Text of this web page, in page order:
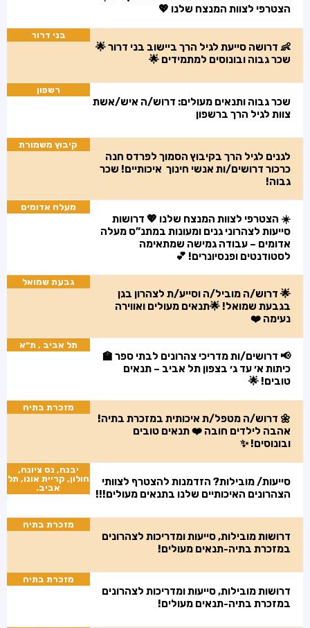
הצטרפי לצוות המנצח שלנו 💖
👶 דרושה סייעת לגיל הרך ביישוב בני דרור 🌟
שכר גבוה ובונוסים למתמידים 🌟
בני דרור
שכר גבוה ותנאים מעולים: דרוש/ה איש/אשת
צוות לגיל הרך ברשפון
רשפון
לגנים לגיל הרך בקיבוץ הסמוך לפרדס חנה
כרכור דרושים/ות אנשי חינוך איכותיים! שכר
גבוה!
קיבוץ משמורת
☀️ הצטרפי לצוות המנצח שלנו 💖 דרושות
סייעות לצהרוני גנים ומעונות במתנ”ס מעלה
אדומים – עבודה גמישה שמתאימה
לסטודנטים ופנסיונרים! 💕
מעלה אדומים
🌟 דרוש/ה מוביל/ה וסייע/ת לצהרון בגן
בגבעת שמואל! 🌟תנאים מעולים ואווירה
נעימה ❤️
גבעת שמואל
📢 דרושים/ות מדריכי צהרונים לבתי ספר 🏫
כיתות א׳ עד ג׳ בצפון תל אביב – תנאים
טובים! 🌟
תל אביב , ת״א
🌼 דרוש/ה מטפל/ת איכותית במזכרת בתיה!
אהבה לילדים חובה ❤️ תנאים טובים
ובונוסים! ✨
מזכרת בתיה
סייעות/ מובילות? הזדמנות להצטרף לצוותי
הצהרונים האיכותיים שלנו בתנאים מעולים!!!
יבנה, נס ציונה,
חולון, קריית אונו, תל
אביב.
דרושות מובילות, סייעות ומדריכות לצהרונים
במזכרת בתיה-תנאים מעולים!
מזכרת בתיה
דרושות מובילות, סייעות ומדריכות לצהרונים
במזכרת בתיה-תנאים מעולים!
מזכרת בתיה